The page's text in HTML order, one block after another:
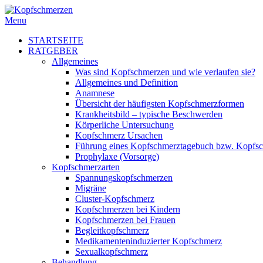
Menu
STARTSEITE
RATGEBER
Allgemeines
Was sind Kopfschmerzen und wie verlaufen sie?
Allgemeines und Definition
Anamnese
Übersicht der häufigsten Kopfschmerzformen
Krankheitsbild – typische Beschwerden
Körperliche Untersuchung
Kopfschmerz Ursachen
Führung eines Kopfschmerztagebuch bzw.
Prophylaxe (Vorsorge)
Kopfschmerzarten
Spannungskopfschmerzen
Migräne
Cluster-Kopfschmerz
Kopfschmerzen bei Kindern
Kopfschmerzen bei Frauen
Begleitkopfschmerz
Medikamenteninduzierter Kopfschmerz
Sexualkopfschmerz